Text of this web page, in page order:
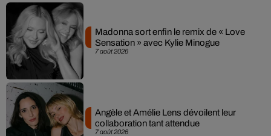
7 août 2026
Madonna sort enfin le remix de « Love
Sensation » avec Kylie Minogue
7 août 2026
Angèle et Amélie Lens dévoilent leur
collaboration tant attendue